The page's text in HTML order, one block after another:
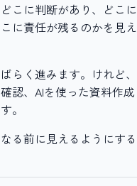
こに判断があり、どこに
に責任が残るのかを見え
らく進みます。けれど、
認、AIを使った資料作成
。
る前に見えるようにする